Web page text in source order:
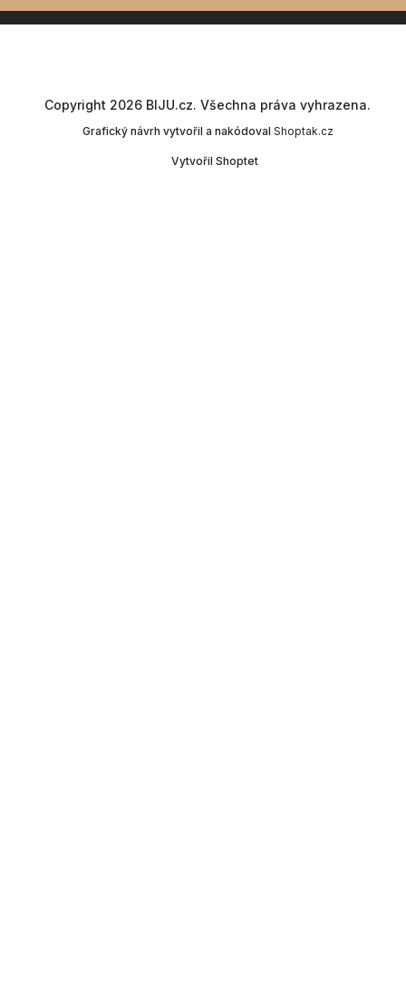
Vytvořil Shoptet
Copyright 2026 BIJU.cz. Všechna práva vyhrazena.
Grafický návrh vytvořil a nakódoval Shoptak.cz